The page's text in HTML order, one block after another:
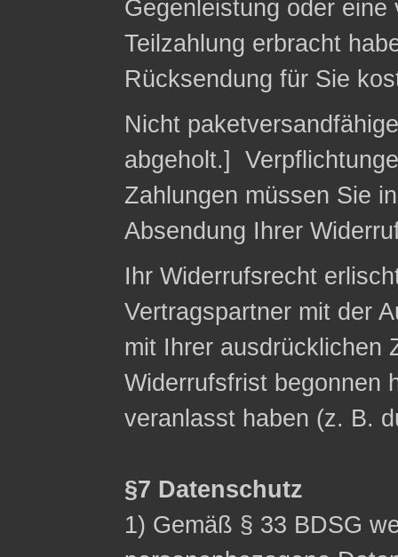
Gegenleistung oder
Teilzahlung erbracht
Rücksendung für Sie
Nicht
abgeholt.]
Zahlungen müssen Sie
Absendung Ihrer
Ihr Widerrufsrecht
Vertragspartner mit der
mit Ihrer ausdrücklichen
Widerrufsfrist begonnen
veranlasst haben (z. B.
§7 Datenschutz
1) Gemäß § 33 BDSG